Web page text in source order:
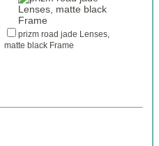
prizm road jade Lenses,
matte black Frame